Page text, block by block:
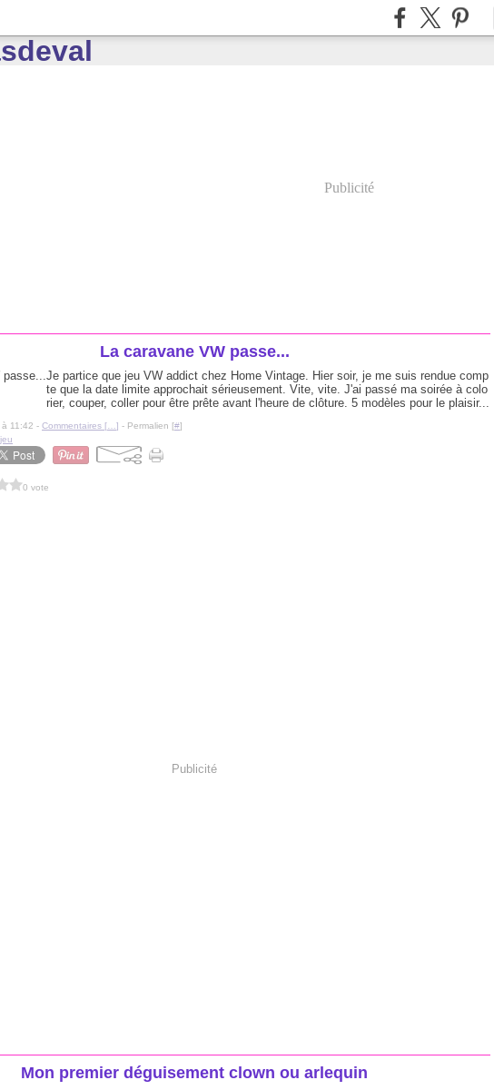
Publicité
La caravane VW passe...
Je partice que jeu VW addict chez Home Vintage. Hier soir, je me suis rendue comp
te que la date limite approchait sérieusement. Vite, vite. J'ai passé ma soirée à colo
rier, couper, coller pour être prête avant l'heure de clôture. 5 modèles pour le plaisir...
11:42 - Commentaires [ ] - Permalien [#]
jeu
0 vote
Publicité
Mon premier déguisement clown ou arlequin